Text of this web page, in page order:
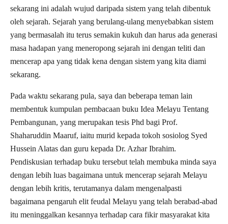
sekarang ini adalah wujud daripada sistem yang telah dibentuk
oleh sejarah. Sejarah yang berulang-ulang menyebabkan sistem
yang bermasalah itu terus semakin kukuh dan harus ada generasi
masa hadapan yang meneropong sejarah ini dengan teliti dan
mencerap apa yang tidak kena dengan sistem yang kita diami
sekarang.
Pada waktu sekarang pula, saya dan beberapa teman lain
membentuk kumpulan pembacaan buku Idea Melayu Tentang
Pembangunan, yang merupakan tesis Phd bagi Prof.
Shaharuddin Maaruf, iaitu murid kepada tokoh sosiolog Syed
Hussein Alatas dan guru kepada Dr. Azhar Ibrahim.
Pendiskusian terhadap buku tersebut telah membuka minda saya
dengan lebih luas bagaimana untuk mencerap sejarah Melayu
dengan lebih kritis, terutamanya dalam mengenalpasti
bagaimana pengaruh elit feudal Melayu yang telah berabad-abad
itu meninggalkan kesannya terhadap cara fikir masyarakat kita